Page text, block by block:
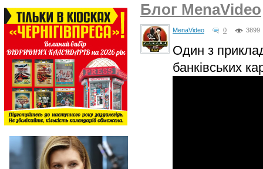
Блог MenaVideo
MenaVideo 0 3899
Один з
банківських